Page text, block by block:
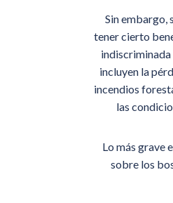
Sin embargo,
tener cierto
indiscriminada
incluyen la
incendios
las
Lo más grave
sobre los